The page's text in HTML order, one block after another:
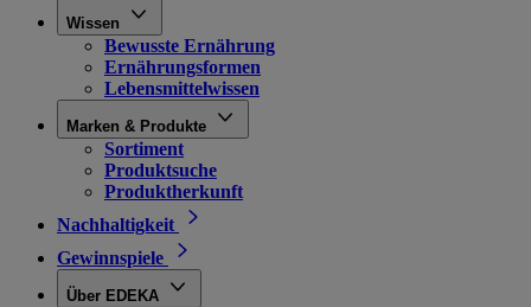
Wissen
Bewusste Ernährung
Ernährungsformen
Lebensmittelwissen
Marken & Produkte
Sortiment
Produktsuche
Produktherkunft
Nachhaltigkeit
Gewinnspiele
Über EDEKA